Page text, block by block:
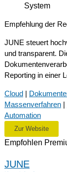
System
Empfehlung der
JUNE steuert
und transparent.
Reporting in einer
Cloud
Massenverfahren
Automation
Zur Website
Empfohlen
JUNE